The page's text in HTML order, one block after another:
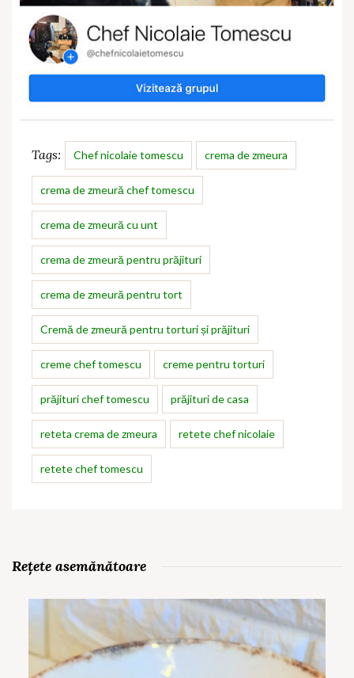
Tags: Chef nicolaie tomescu crema de zmeura
crema de zmeură chef tomescu
crema de zmeură cu unt
crema de zmeură pentru prăjituri
crema de zmeură pentru tort
Cremă de zmeură pentru torturi și prăjituri
creme chef tomescu creme pentru torturi
prăjituri chef tomescu prăjituri de casa
reteta crema de zmeura retete chef nicolaie
retete chef tomescu
Rețete asemănătoare